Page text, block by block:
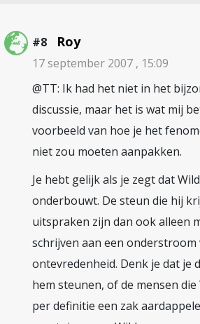
#8 Roy
17 september 2007 , 15:09
@TT: Ik had het niet in het
discussie, maar het is wat mij
voorbeeld van hoe je het
niet zou moeten aanpakken.
Je hebt gelijk als je zegt dat
onderbouwt. De steun die hij
uitspraken zijn dan ook alleen
schrijven aan een onderstroom
ontevredenheid. Denk je dat je
hem steunen, of de mensen
per definitie een zak